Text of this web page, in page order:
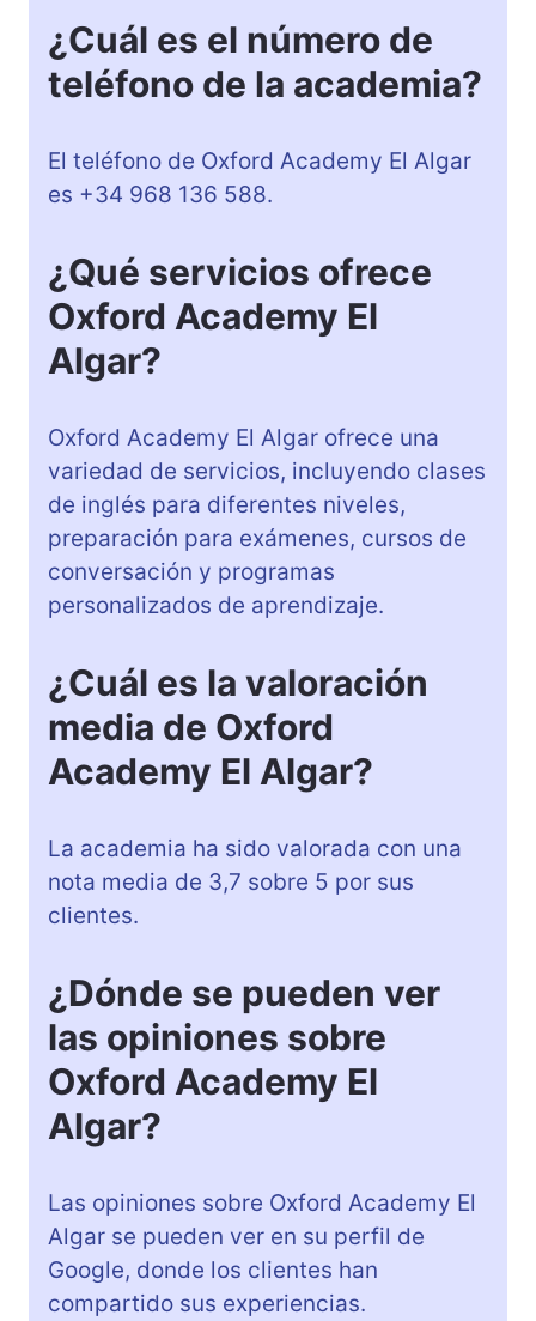
¿Cuál es el número de
teléfono de la academia?
El teléfono de Oxford Academy El Algar
es +34 968 136 588.
¿Qué servicios ofrece
Oxford Academy El
Algar?
Oxford Academy El Algar ofrece una
variedad de servicios, incluyendo clases
de inglés para diferentes niveles,
preparación para exámenes, cursos de
conversación y programas
personalizados de aprendizaje.
¿Cuál es la valoración
media de Oxford
Academy El Algar?
La academia ha sido valorada con una
nota media de 3,7 sobre 5 por sus
clientes.
¿Dónde se pueden ver
las opiniones sobre
Oxford Academy El
Algar?
Las opiniones sobre Oxford Academy El
Algar se pueden ver en su perfil de
Google, donde los clientes han
compartido sus experiencias.